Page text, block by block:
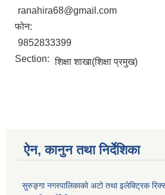
ranahira68@gmail.com
फोन:
9852833399
Section: शिक्षा शाखा(शिक्षा प्रमुख)
ऐन, कानुन तथा निर्देशिका
सुरुङ्गा नगरपालिकाको अटो तथा इलेक्ट्रिक